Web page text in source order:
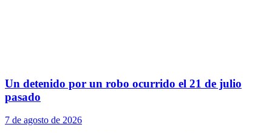
Un detenido por un robo ocurrido el 21 de julio
pasado
7 de agosto de 2026